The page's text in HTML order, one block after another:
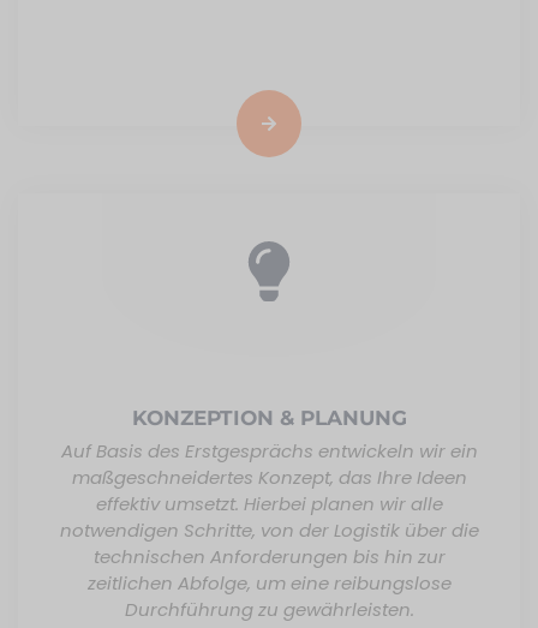
KONZEPTION & PLANUNG
Auf Basis des Erstgesprächs entwickeln wir ein
maßgeschneidertes Konzept, das Ihre Ideen
effektiv umsetzt. Hierbei planen wir alle
notwendigen Schritte, von der Logistik über die
technischen Anforderungen bis hin zur
zeitlichen Abfolge, um eine reibungslose
Durchführung zu gewährleisten.